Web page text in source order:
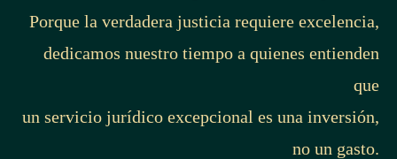
Porque la verdadera justicia requiere excelencia,
dedicamos nuestro tiempo a quienes entienden
que
un servicio jurídico excepcional es una inversión,
no un gasto.